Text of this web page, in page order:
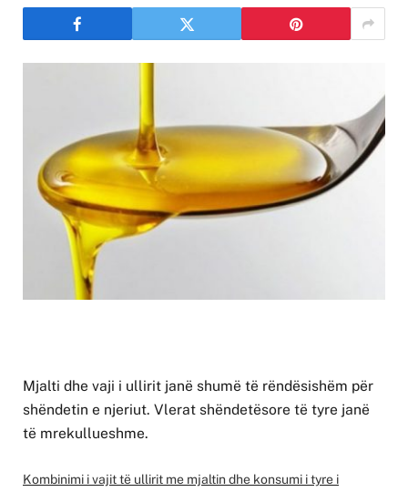
Mjalti dhe vaji i ullirit janë shumë të rëndësishëm për
shëndetin e njeriut. Vlerat shëndetësore të tyre janë
të mrekullueshme.
Kombinimi i vajit të ullirit me mjaltin dhe konsumi i tyre i